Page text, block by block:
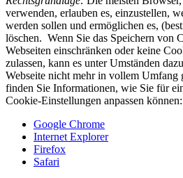
verwenden, erlauben es, einzustellen,
werden sollen und ermöglichen es,
löschen. Wenn Sie das Speichern von
Webseiten einschränken oder keine
zulassen, kann es unter Umständen
Webseite nicht mehr in vollem Umfang
finden Sie Informationen, wie Sie für
Cookie-Einstellungen anpassen können:
Google Chrome
Internet Explorer
Firefox
Safari